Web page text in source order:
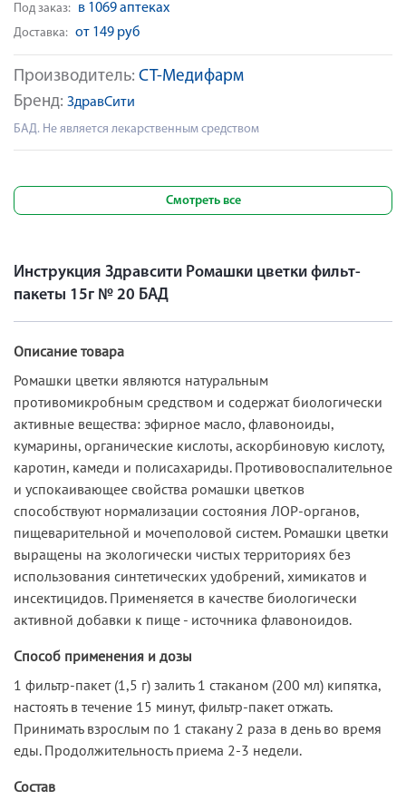
Производитель: СТ-Медифарм
Бренд: ЗдравСити
БАД. Не является лекарственным средством
Под заказ: в 1069 аптеках
Доставка: от 149 руб
Смотреть все
Инструкция Здравсити Ромашки цветки фильт-
пакеты 15г № 20 БАД
Описание товара
Ромашки цветки являются натуральным
противомикробным средством и содержат биологически
активные вещества: эфирное масло, флавоноиды,
кумарины, органические кислоты, аскорбиновую кислоту,
каротин, камеди и полисахариды. Противовоспалительное
и успокаивающее свойства ромашки цветков
способствуют нормализации состояния ЛОР-органов,
пищеварительной и мочеполовой систем. Ромашки цветки
выращены на экологически чистых территориях без
использования синтетических удобрений, химикатов и
инсектицидов. Применяется в качестве биологически
активной добавки к пище - источника флавоноидов.
Способ применения и дозы
1 фильтр-пакет (1,5 г) залить 1 стаканом (200 мл) кипятка,
настоять в течение 15 минут, фильтр-пакет отжать.
Принимать взрослым по 1 стакану 2 раза в день во время
еды. Продолжительность приема 2-3 недели.
Состав